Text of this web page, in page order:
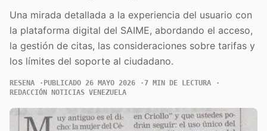
Una mirada detallada a la experiencia del usuario con
la plataforma digital del SAIME, abordando el acceso,
la gestión de citas, las consideraciones sobre tarifas y
los límites del soporte al ciudadano.
RESENA PUBLICADO 26 MAYO 2026
7 MIN DE LECTURA
REDACCIÓN NOTICIAS VENEZUELA